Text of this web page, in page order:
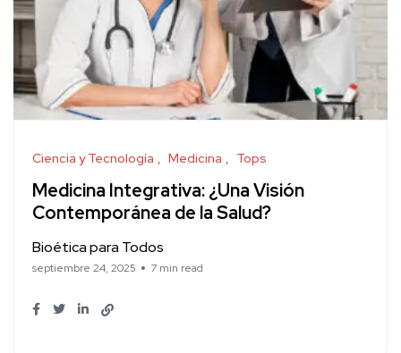
Ciencia y Tecnología Medicina Tops
Medicina Integrativa: ¿Una Visión
Contemporánea de la Salud?
Bioética para Todos
septiembre 24, 2025 7 min read